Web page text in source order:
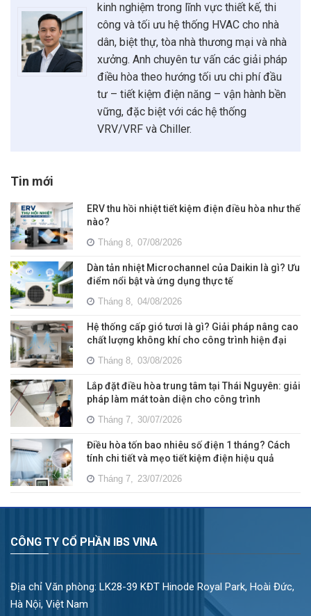
kinh nghiệm trong lĩnh vực thiết kế, thi
công và tối ưu hệ thống HVAC cho nhà
dân, biệt thự, tòa nhà thương mại và nhà
xưởng. Anh chuyên tư vấn các giải pháp
điều hòa theo hướng tối ưu chi phí đầu
tư – tiết kiệm điện năng – vận hành bền
vững, đặc biệt với các hệ thống
VRV/VRF và Chiller.
Tin mới
ERV thu hồi nhiệt tiết kiệm điện điều hòa như thế
nào?
Tháng 8, 07/08/2026
Dàn tản nhiệt Microchannel của Daikin là gì? Ưu
điểm nổi bật và ứng dụng thực tế
Tháng 8, 04/08/2026
Hệ thống cấp gió tươi là gì? Giải pháp nâng cao
chất lượng không khí cho công trình hiện đại
Tháng 8, 03/08/2026
Lắp đặt điều hòa trung tâm tại Thái Nguyên: giải
pháp làm mát toàn diện cho công trình
Tháng 7, 30/07/2026
Điều hòa tốn bao nhiêu số điện 1 tháng? Cách
tính chi tiết và mẹo tiết kiệm điện hiệu quả
Tháng 7, 23/07/2026
CÔNG TY CỔ PHẦN IBS VINA
Địa chỉ Văn phòng: LK28-39 KĐT Hinode Royal Park, Hoài Đức,
Hà Nội, Việt Nam